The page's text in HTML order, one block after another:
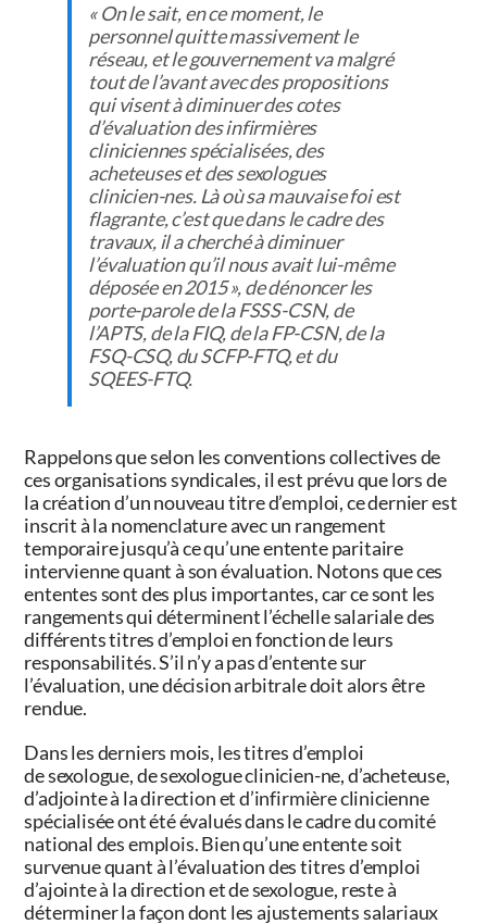
« On le sait, en ce moment, le
personnel quitte massivement le
réseau, et le gouvernement va malgré
tout de l’avant avec des propositions
qui visent à diminuer des cotes
d’évaluation des infirmières
cliniciennes spécialisées, des
acheteuses et des sexologues
clinicien-nes. Là où sa mauvaise foi est
flagrante, c’est que dans le cadre des
travaux, il a cherché à diminuer
l’évaluation qu’il nous avait lui-même
déposée en 2015 », de dénoncer les
porte-parole de la FSSS-CSN, de
l’APTS, de la FIQ, de la FP-CSN, de la
FSQ-CSQ, du SCFP-FTQ, et du
SQEES-FTQ.
Rappelons que selon les conventions collectives de
ces organisations syndicales, il est prévu que lors de
la création d’un nouveau titre d’emploi, ce dernier est
inscrit à la nomenclature avec un rangement
temporaire jusqu’à ce qu’une entente paritaire
intervienne quant à son évaluation. Notons que ces
ententes sont des plus importantes, car ce sont les
rangements qui déterminent l’échelle salariale des
différents titres d’emploi en fonction de leurs
responsabilités. S’il n’y a pas d’entente sur
l’évaluation, une décision arbitrale doit alors être
rendue.
Dans les derniers mois, les titres d’emploi
de sexologue, de sexologue clinicien-ne, d’acheteuse,
d’adjointe à la direction et d’infirmière clinicienne
spécialisée ont été évalués dans le cadre du comité
national des emplois. Bien qu’une entente soit
survenue quant à l’évaluation des titres d’emploi
d’ajointe à la direction et de sexologue, reste à
déterminer la façon dont les ajustements salariaux